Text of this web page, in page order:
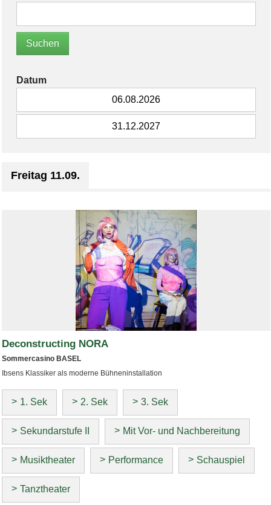
Datum
Freitag 11.09.
Deconstructing NORA
Sommercasino BASEL
Ibsens Klassiker als moderne Bühneninstallation
1. Sek 2. Sek 3. Sek
Sekundarstufe II Mit Vor- und Nachbereitung
Musiktheater Performance Schauspiel
Tanztheater